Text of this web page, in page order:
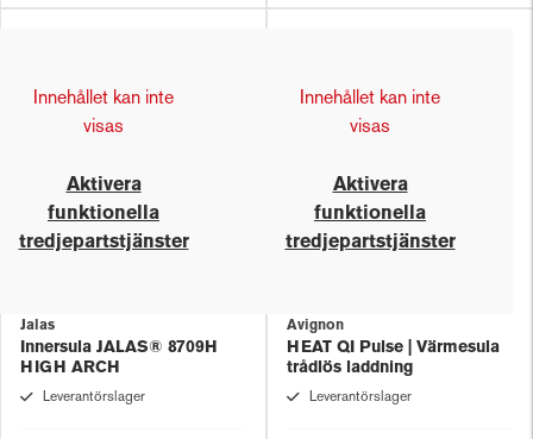
Innehållet kan inte
visas
Aktivera
funktionella
tredjepartstjänster
Jalas
Innersula JALAS® 8709H
HIGH ARCH
Leverantörslager
Innehållet kan inte
visas
Aktivera
funktionella
tredjepartstjänster
Avignon
HEAT QI Pulse | Värmesula
trådlös laddning
Leverantörslager